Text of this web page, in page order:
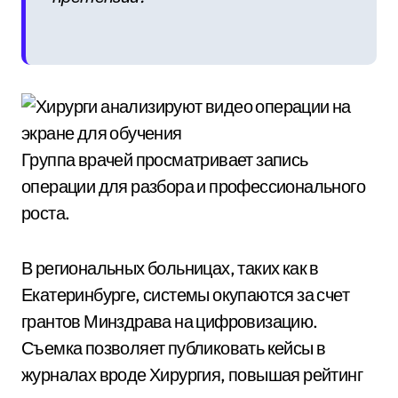
Группа врачей просматривает запись
операции для разбора и профессионального
роста.
В региональных больницах, таких как в
Екатеринбурге, системы окупаются за счет
грантов Минздрава на цифровизацию.
Съемка позволяет публиковать кейсы в
журналах вроде Хирургия, повышая рейтинг